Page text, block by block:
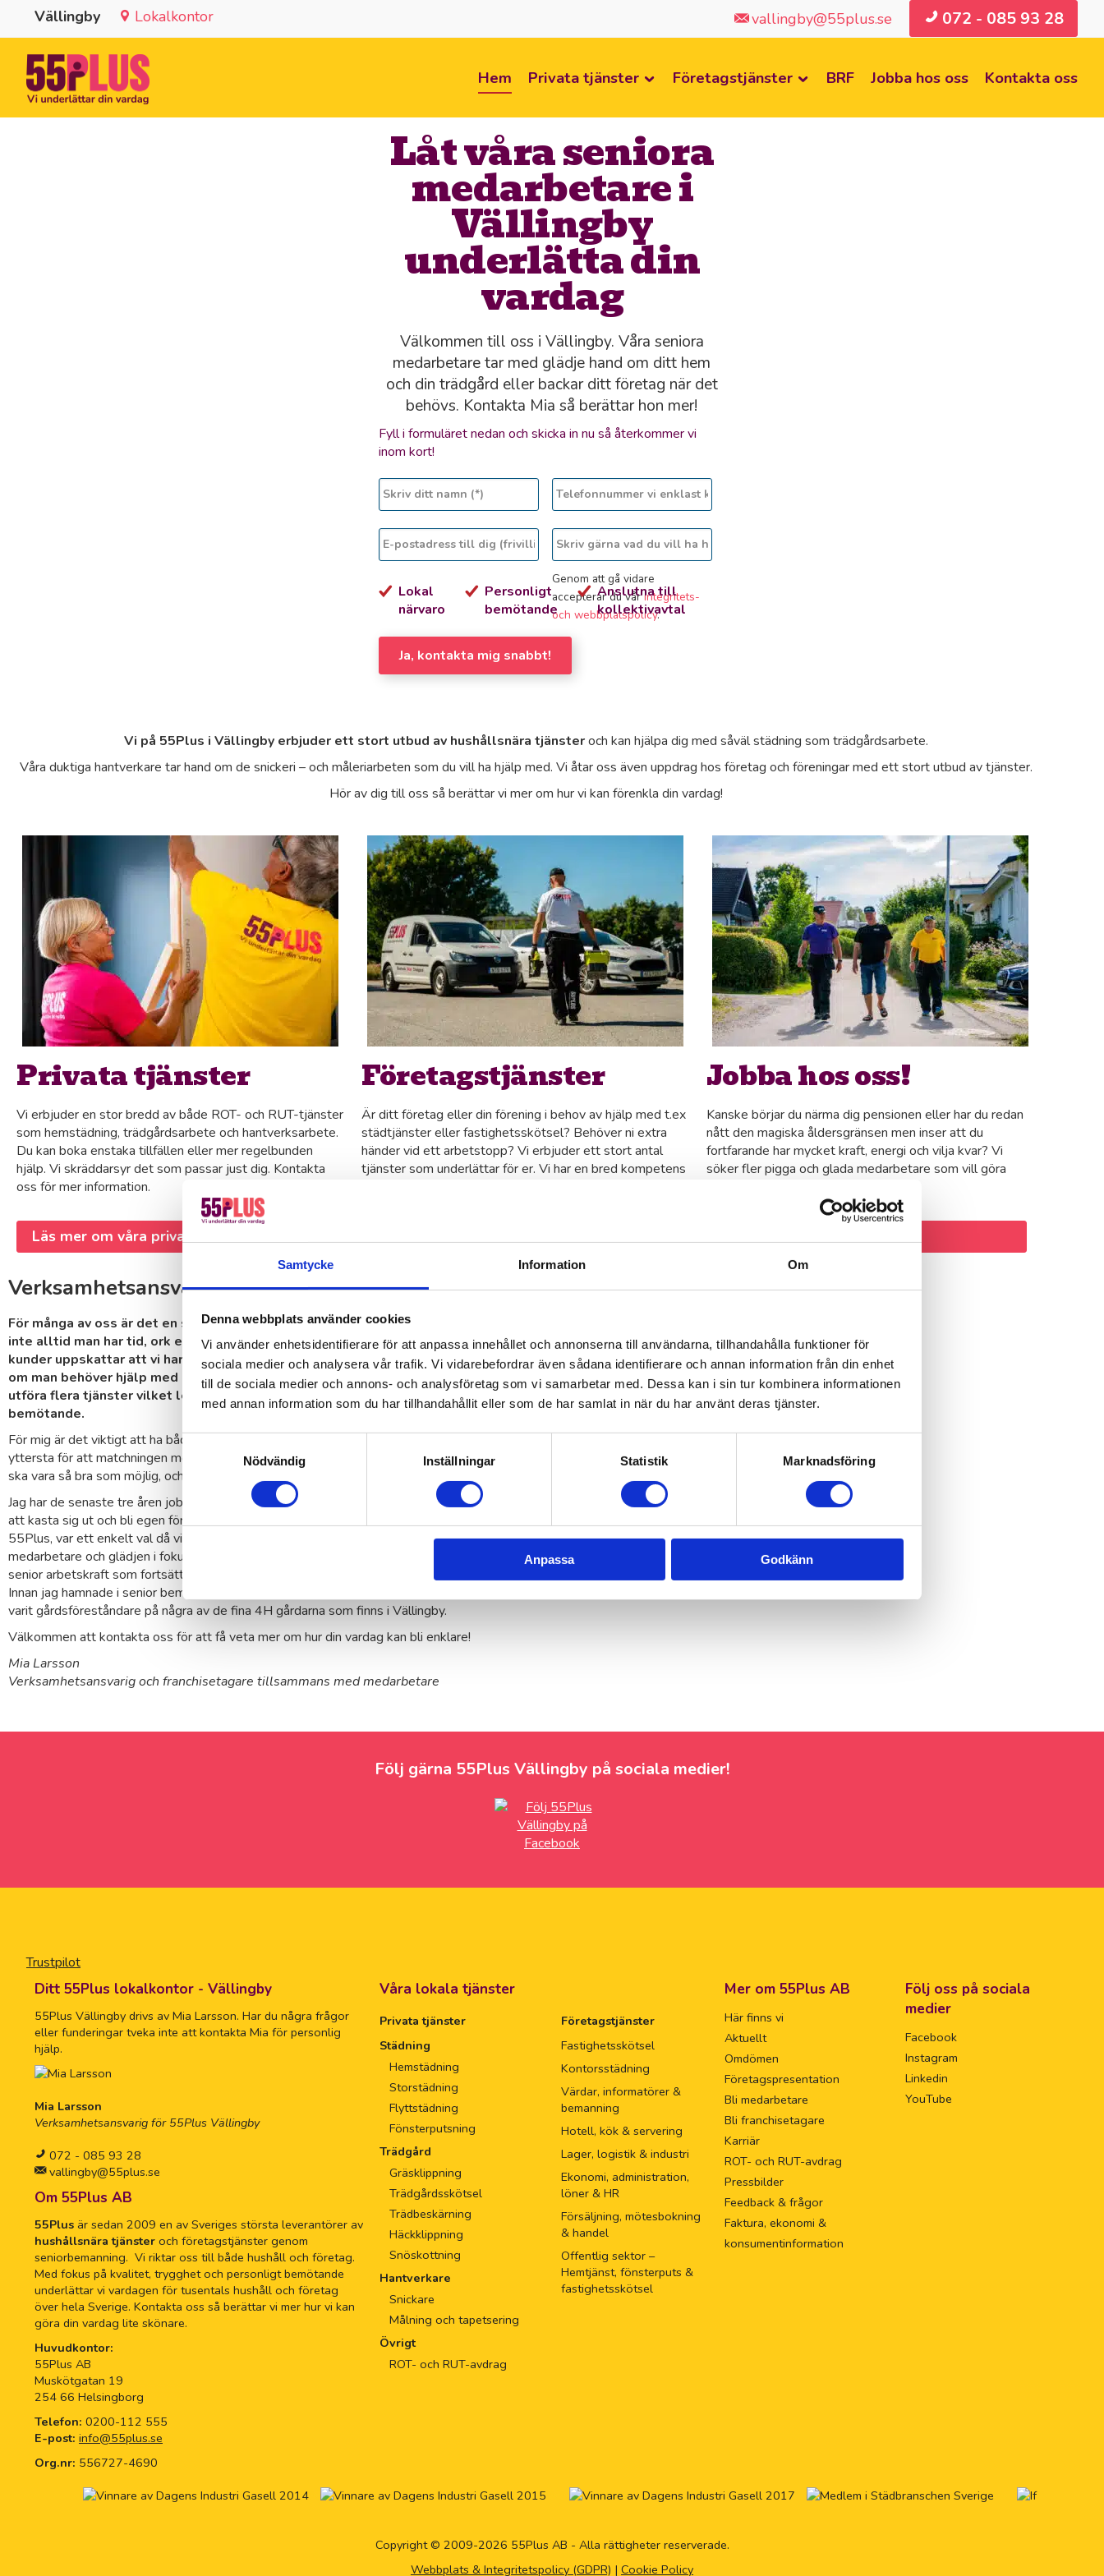
Samtycke Information Om
Denna webbplats använder cookies
Vi använder enhetsidentifierare för att anpassa innehållet och annonserna till användarna, tillhandahålla funktioner för
sociala medier och analysera vår trafik. Vi vidarebefordrar även sådana identifierare och annan information från din enhet
till de sociala medier och annons- och analysföretag som vi samarbetar med. Dessa kan i sin tur kombinera informationen
med annan information som du har tillhandahållit eller som de har samlat in när du har använt deras tjänster.
Samtyckesval
Nödvändig
Inställningar Statistik Marknadsföring
Anpassa Godkänn
Vällingby Lokalkontor vallingby@55plus.se 072 - 085 93 28
Hem Privata tjänster Företagstjänster BRF Jobba hos oss Kontakta oss
Låt våra seniora
medarbetare i
Vällingby
underlätta din
vardag
Välkommen till oss i Vällingby. Våra seniora
medarbetare tar med glädje hand om ditt hem
och din trädgård eller backar ditt företag när det
behövs. Kontakta Mia så berättar hon mer!
Fyll i formuläret nedan och skicka in nu så återkommer vi
inom kort!
Lokal
närvaro
Personligt
bemötande
Anslutna till
kollektivavtal
Genom att gå vidare
accepterar du vårintegritets-
och webbplatspolicy.
Ja, kontakta mig snabbt!
Vi på 55Plus i Vällingby erbjuder ett stort utbud av hushållsnära tjänsteroch kan hjälpa dig med såväl städning som trädgårdsarbete.
Våra duktiga hantverkare tar hand om de snickeri – och måleriarbeten som du vill ha hjälp med. Vi åtar oss även uppdrag hos företag och föreningar med ett stort utbud av tjänster.
Hör av dig till oss så berättar vi mer om hur vi kan förenkla din vardag!
Privata tjänster
Vi erbjuder en stor bredd av både ROT- och RUT-tjänster
som hemstädning, trädgårdsarbete och hantverksarbete.
Du kan boka enstaka tillfällen eller mer regelbunden
hjälp. Vi skräddarsyr det som passar just dig. Kontakta
oss för mer information.
Läs mer om våra privattjänster
Företagstjänster
Är ditt företag eller din förening i behov av hjälp med t.ex
städtjänster eller fastighetsskötsel? Behöver ni extra
händer vid ett arbetstopp? Vi erbjuder ett stort antal
tjänster som underlättar för er. Vi har en bred kompetens
Jobba hos oss!
Kanske börjar du närma dig pensionen eller har du redan
nått den magiska åldersgränsen men inser att du
fortfarande har mycket kraft, energi och vilja kvar? Vi
söker fler pigga och glada medarbetare som vill göra
Verksamhetsansvarig 55Plus Vällingby
För många av oss är det en stor utmaning att få livspusslet att gå ihop. Det är
inte alltid man har tid, ork eller kunskap om det som behöver göras. Många
kunder uppskattar att vi har ett brett tjänsteutbud vilket underlättar lite extra
om man behöver hjälp med lite av varje. I många fall har vi medarbetare som kan
utföra flera tjänster vilket leder till en extra trygghet och ett mer personligt
bemötande.
För mig är det viktigt att ha både nöjda kunder och nöjda medarbetare. Därför gör vi vårt
yttersta för att matchningen mot ditt behov och medarbetarens behov och kompetens
ska vara så bra som möjlig, och det är alltid lika kul och inspirerande när man prickar rätt.
Jag har de senaste tre åren jobbat som anställd i branschen, och kände att nu är det dags
att kasta sig ut och bli egen företagare. Att jag valde att bli franchisetagare åt just
55Plus, var ett enkelt val då vi delar samma värderingar, och sätter alltid kunder,
medarbetare och glädjen i fokus. Och just glädjen blir extra påtaglig när man jobbar med
senior arbetskraft som fortsätter att jobba för att de har så mycket mer att ge.
Innan jag hamnade i senior bemanningsbranschen har jag 20 års erfarenhet från att ha
varit gårdsföreståndare på några av de fina 4H gårdarna som finns i Vällingby.
Välkommen att kontakta oss för att få veta mer om hur din vardag kan bli enklare!
Mia Larsson
Verksamhetsansvarig och franchisetagare tillsammans med medarbetare
Följ gärna 55Plus Vällingby på sociala medier!
Trustpilot
Ditt 55Plus lokalkontor - Vällingby
55Plus Vällingby drivs av Mia Larsson. Har du några frågor
eller funderingar tveka inte att kontakta Mia för personlig
hjälp.
Mia Larsson
Verksamhetsansvarig för 55Plus Vällingby
072 - 085 93 28
vallingby@55plus.se
Om 55Plus AB
55Plus är sedan 2009 en av Sveriges största leverantörer av
hushållsnära tjänster och företagstjänster genom
seniorbemanning. Vi riktar oss till både hushåll och företag.
Med fokus på kvalitet, trygghet och personligt bemötande
underlättar vi vardagen för tusentals hushåll och företag
över hela Sverige. Kontakta oss så berättar vi mer hur vi kan
göra din vardag lite skönare.
Huvudkontor:
55Plus AB
Muskötgatan 19
254 66 Helsingborg
Telefon: 0200-112 555
E-post: info@55plus.se
Org.nr: 556727-4690
Våra lokala tjänster
Privata tjänster
Städning
Hemstädning
Storstädning
Flyttstädning
Fönsterputsning
Trädgård
Gräsklippning
Trädgårdsskötsel
Trädbeskärning
Häckklippning
Snöskottning
Hantverkare
Snickare
Målning och tapetsering
Övrigt
ROT- och RUT-avdrag
Företagstjänster
Fastighetsskötsel
Kontorsstädning
Värdar, informatörer &
bemanning
Hotell, kök & servering
Lager, logistik & industri
Ekonomi, administration,
löner & HR
Försäljning, mötesbokning
& handel
Offentlig sektor –
Hemtjänst, fönsterputs &
fastighetsskötsel
Mer om 55Plus AB
Här finns vi
Aktuellt
Omdömen
Företagspresentation
Bli medarbetare
Bli franchisetagare
Karriär
ROT- och RUT-avdrag
Pressbilder
Feedback & frågor
Faktura, ekonomi &
konsumentinformation
Följ oss på sociala
medier
Facebook
Instagram
Linkedin
YouTube
Copyright © 2009-2026 55Plus AB - Alla rättigheter reserverade.
Webbplats & Integritetspolicy (GDPR) | Cookie Policy